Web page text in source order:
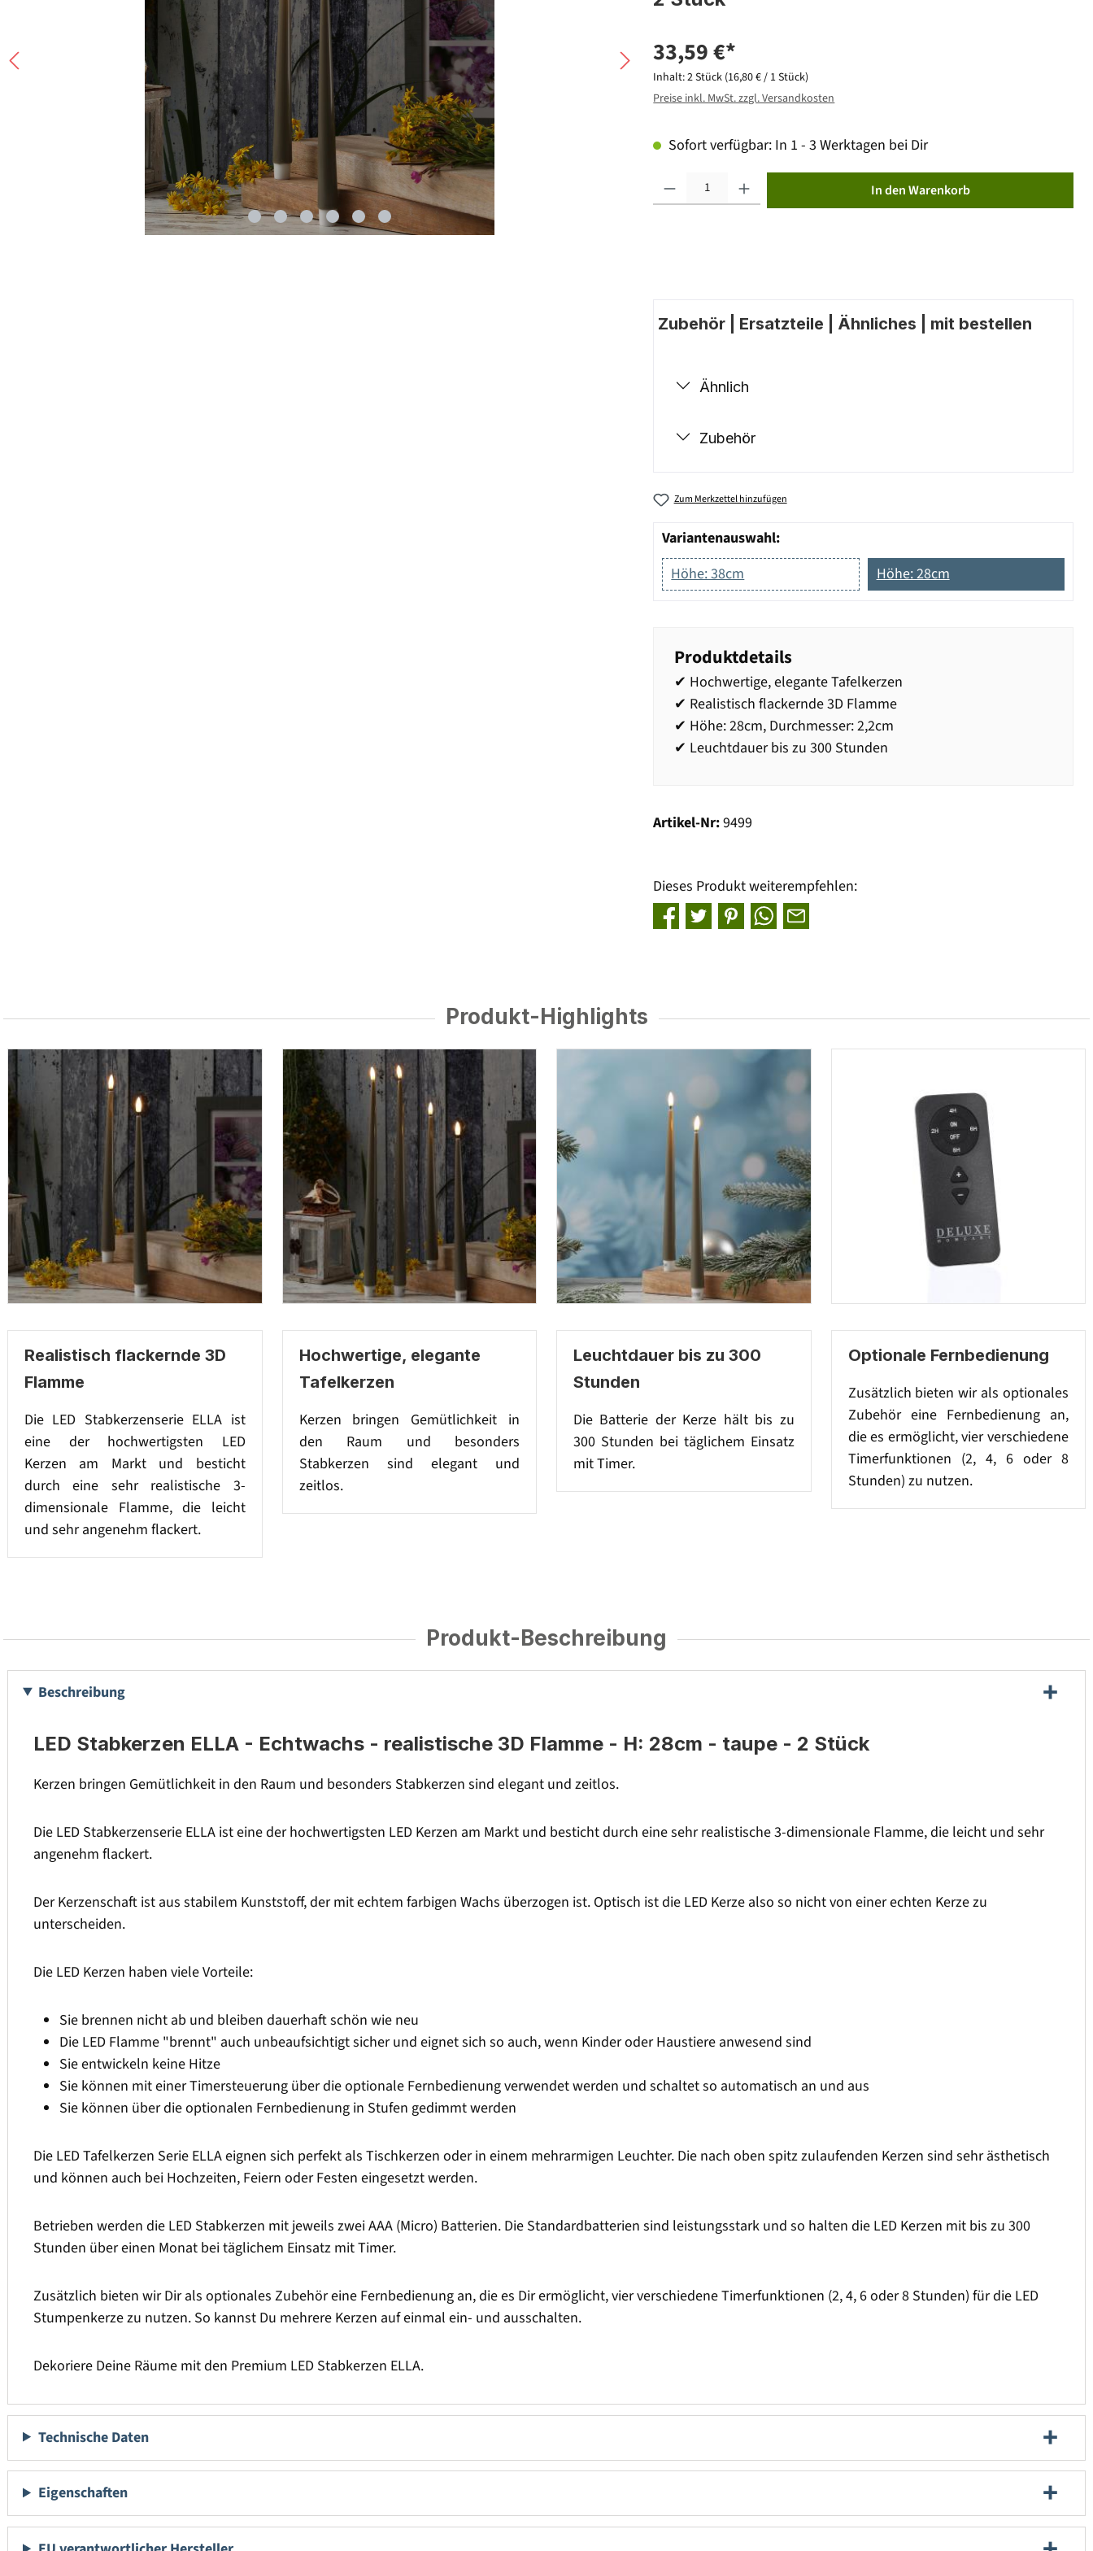
33,59 €*
Inhalt:2 Stück (16,80 € / 1 Stück)
Preise inkl. MwSt. zzgl. Versandkosten
Sofort verfügbar: In 1 - 3 Werktagen bei Dir
In den Warenkorb
Zubehör | Ersatzteile | Ähnliches | mit bestellen
Ähnlich
Zubehör
Zum Merkzettel hinzufügen
Variantenauswahl:
Höhe: 38cm
Höhe: 28cm
Produktdetails
✔ Hochwertige, elegante Tafelkerzen
✔ Realistisch flackernde 3D Flamme
✔ Höhe: 28cm, Durchmesser: 2,2cm
✔ Leuchtdauer bis zu 300 Stunden
Artikel-Nr:9499
Dieses Produkt weiterempfehlen:
Produkt-Highlights
Realistisch flackernde 3D
Flamme
Die LED Stabkerzenserie ELLA ist
eine der hochwertigsten LED
Kerzen am Markt und besticht
durch eine sehr realistische 3-
dimensionale Flamme, die leicht
und sehr angenehm flackert.
Hochwertige, elegante
Tafelkerzen
Kerzen bringen Gemütlichkeit in
den Raum und besonders
Stabkerzen sind elegant und
zeitlos.
Leuchtdauer bis zu 300
Stunden
Die Batterie der Kerze hält bis zu
300 Stunden bei täglichem Einsatz
mit Timer.
Optionale Fernbedienung
Zusätzlich bieten wir als optionales
Zubehör eine Fernbedienung an,
die es ermöglicht, vier verschiedene
Timerfunktionen (2, 4, 6 oder 8
Stunden) zu nutzen.
Produkt-Beschreibung
Beschreibung
LED Stabkerzen ELLA - Echtwachs - realistische 3D Flamme - H: 28cm - taupe - 2 Stück
Kerzen bringen Gemütlichkeit in den Raum und besonders Stabkerzen sind elegant und zeitlos.
Die LED Stabkerzenserie ELLA ist eine der hochwertigsten LED Kerzen am Markt und besticht durch eine sehr realistische 3-dimensionale Flamme, die leicht und sehr
angenehm flackert.
Der Kerzenschaft ist aus stabilem Kunststoff, der mit echtem farbigen Wachs überzogen ist. Optisch ist die LED Kerze also so nicht von einer echten Kerze zu
unterscheiden.
Die LED Kerzen haben viele Vorteile:
Sie brennen nicht ab und bleiben dauerhaft schön wie neu
Die LED Flamme "brennt" auch unbeaufsichtigt sicher und eignet sich so auch, wenn Kinder oder Haustiere anwesend sind
Sie entwickeln keine Hitze
Sie können mit einer Timersteuerung über die optionale Fernbedienung verwendet werden und schaltet so automatisch an und aus
Sie können über die optionalen Fernbedienung in Stufen gedimmt werden
Die LED Tafelkerzen Serie ELLA eignen sich perfekt als Tischkerzen oder in einem mehrarmigen Leuchter. Die nach oben spitz zulaufenden Kerzen sind sehr ästhetisch
und können auch bei Hochzeiten, Feiern oder Festen eingesetzt werden.
Betrieben werden die LED Stabkerzen mit jeweils zwei AAA (Micro) Batterien. Die Standardbatterien sind leistungsstark und so halten die LED Kerzen mit bis zu 300
Stunden über einen Monat bei täglichem Einsatz mit Timer.
Zusätzlich bieten wir Dir als optionales Zubehör eine Fernbedienung an, die es Dir ermöglicht, vier verschiedene Timerfunktionen (2, 4, 6 oder 8 Stunden) für die LED
Stumpenkerze zu nutzen. So kannst Du mehrere Kerzen auf einmal ein- und ausschalten.
Dekoriere Deine Räume mit den Premium LED Stabkerzen ELLA.
Technische Daten
Eigenschaften